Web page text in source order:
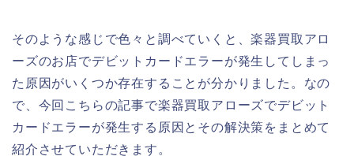
そのような感じで色々と調べていくと、楽器買取アロ
ーズのお店でデビットカードエラーが発生してしまっ
た原因がいくつか存在することが分かりました。なの
で、今回こちらの記事で楽器買取アローズでデビット
カードエラーが発生する原因とその解決策をまとめて
紹介させていただきます。